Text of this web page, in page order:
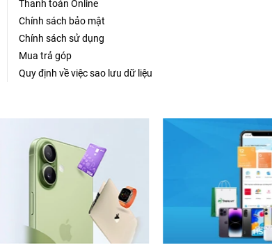
Thanh toán Online
Chính sách bảo mật
Chính sách sử dụng
Mua trả góp
Quy định về việc sao lưu dữ liệu